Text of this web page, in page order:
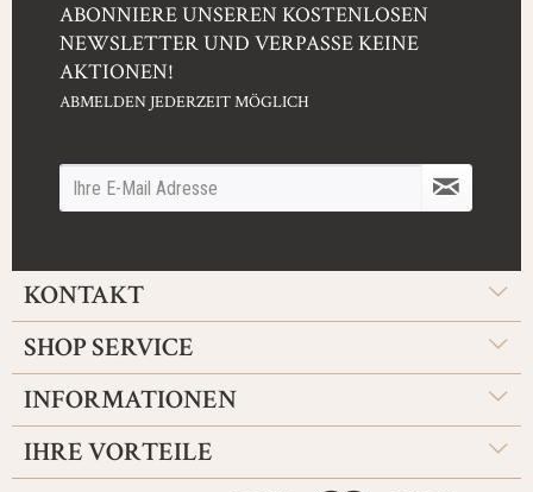
ABONNIERE UNSEREN KOSTENLOSEN
NEWSLETTER UND VERPASSE KEINE
AKTIONEN!
ABMELDEN JEDERZEIT MÖGLICH
KONTAKT
SHOP SERVICE
INFORMATIONEN
IHRE VORTEILE